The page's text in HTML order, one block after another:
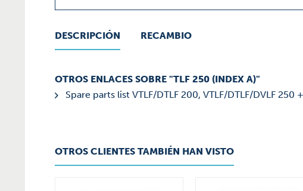
DESCRIPCIÓN RECAMBIO
OTROS ENLACES SOBRE "TLF 250 (INDEX A)"
Spare parts list VTLF/DTLF 200, VTLF/DTLF/DVLF 250
OTROS CLIENTES TAMBIÉN HAN VISTO